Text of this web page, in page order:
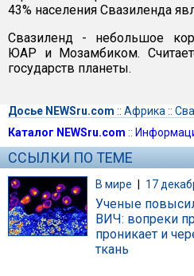
43% населения Свазиленда
Свазиленд - небольшое
ЮАР и Мозамбиком.
государств планеты.
Досье NEWSru.com :: Африка ::
Каталог NEWSru.com ::
ССЫЛКИ ПО ТЕМЕ
В мире | 17
Ученые
ВИЧ: вопреки
проникает и
ткань